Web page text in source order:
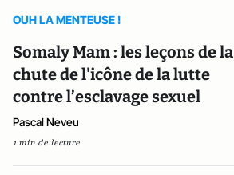
OUH LA MENTEUSE !
Somaly Mam : les leçons de la
chute de l'icône de la lutte
contre l’esclavage sexuel
Pascal Neveu
1 min de lecture